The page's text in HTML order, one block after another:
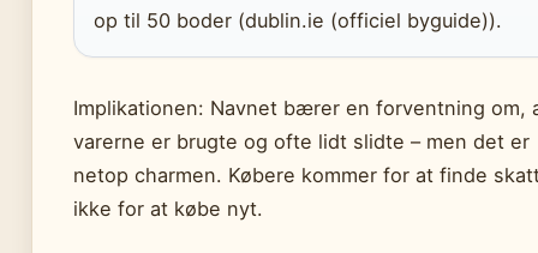
op til 50 boder (dublin.ie (officiel byguide)).
Implikationen: Navnet bærer en forventning om,
varerne er brugte og ofte lidt slidte – men det er
netop charmen. Købere kommer for at finde
ikke for at købe nyt.